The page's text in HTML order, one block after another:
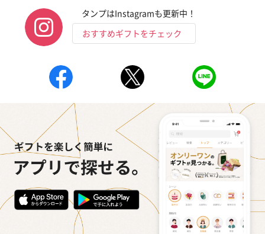
タンプはInstagramも更新中！
おすすめギフトをチェック